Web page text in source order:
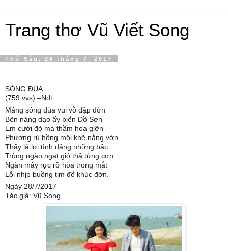
Trang thơ Vũ Viết Song
Thứ Sáu, 28 tháng 7, 2017
SÓNG ĐÙA
(759.vvs) –Nđt
Mảng sóng đùa vui vỗ dập dờn
Bên nàng dạo ấy biển Đồ Sơn
Em cười đỏ má thầm hoa giỡn
Phượng rủ hồng môi khẽ nắng vờn
Thấy lả lơi tình dâng những bậc
Trông ngào ngạt gió thả từng cơn
Ngàn mây rực rỡ hòa trong mắt
Lỗi nhịp buồng tim đổ khúc đờn.
Ngày 28/7/2017
Tác giả: Vũ Song